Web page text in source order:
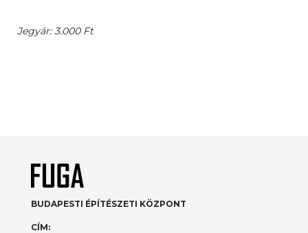
Jegyár: 3.000 Ft
BUDAPESTI ÉPÍTÉSZETI KÖZPONT
CÍM: